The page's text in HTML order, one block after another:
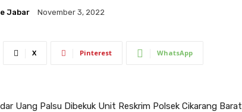
Jabar November 3, 2022
X Pinterest WhatsApp
Uang Palsu Dibekuk Unit Reskrim Polsek Cikarang Barat